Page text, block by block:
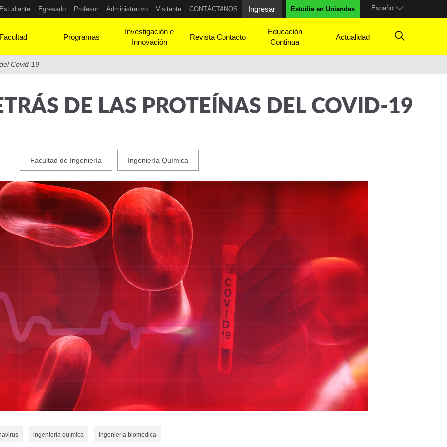
Español
Estudiante Egresado Profesor Administrativo Visitante CONTÁCTANOS Ingresar Estudia en Uniandes
Facultad Programas
Investigación e
Innovación
Revista Contacto
Educación
Continua
Actualidad
Covid-19
DE LAS PROTEÍNAS DEL COVID-19
Facultad de Ingeniería Ingeniería Química
ingeniería química Ingeniería biomédica